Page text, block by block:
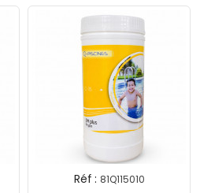
Réf : 81Q115010